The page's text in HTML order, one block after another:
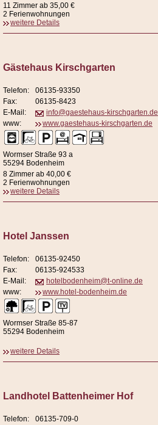
11 Zimmer ab 35,00 €
2 Ferienwohnungen
weitere Details
Gästehaus Kirschgarten
Telefon:
06135-93350
Fax:
06135-8423
E-Mail:
info@gaestehaus-kirschgarten.de
www:
www.gaestehaus-kirschgarten.de
Wormser Straße 93 a
55294 Bodenheim
8 Zimmer ab 40,00 €
2 Ferienwohnungen
weitere Details
Hotel Janssen
Telefon:
06135-92450
Fax:
06135-924533
E-Mail:
hotelbodenheim@t-online.de
www:
www.hotel-bodenheim.de
Wormser Straße 85-87
55294 Bodenheim
weitere Details
Landhotel Battenheimer Hof
Telefon:
06135-709-0